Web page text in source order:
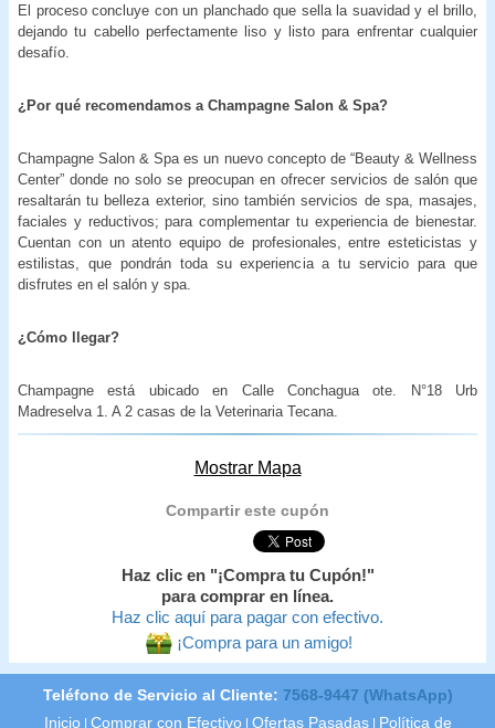
El proceso concluye con un planchado que sella la suavidad y el brillo,
dejando tu cabello perfectamente liso y listo para enfrentar cualquier
desafío.
¿Por qué recomendamos a Champagne Salon & Spa?
Champagne Salon & Spa es un nuevo concepto de “Beauty & Wellness
Center” donde no solo se preocupan en ofrecer servicios de salón que
resaltarán tu belleza exterior, sino también servicios de spa, masajes,
faciales y reductivos; para complementar tu experiencia de bienestar.
Cuentan con un atento equipo de profesionales, entre esteticistas y
estilistas, que pondrán toda su experiencia a tu servicio para que
disfrutes en el salón y spa.
¿Cómo llegar?
Champagne está ubicado en Calle Conchagua ote. N°18 Urb
Madreselva 1. A 2 casas de la Veterinaria Tecana.
Mostrar Mapa
Compartir este cupón
Haz clic en "¡Compra tu Cupón!"
para comprar en línea.
Haz clic aquí para pagar con efectivo.
¡Compra para un amigo!
Teléfono de Servicio al Cliente: 7568-9447 (WhatsApp)
Inicio Comprar con Efectivo Ofertas Pasadas Política de